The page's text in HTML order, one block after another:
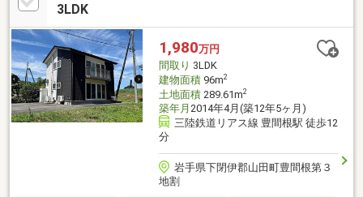
3LDK
1,980万円
間取り 3LDK
建物面積96m2
土地面積289.61m2
築年月 2014年4月(築12年5ヶ月)
三陸鉄道リアス線 豊間根駅 徒歩12
分
岩手県下閉伊郡山田町豊間根第３
地割